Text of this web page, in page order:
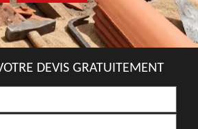
DEVIS GRATUITEMENT